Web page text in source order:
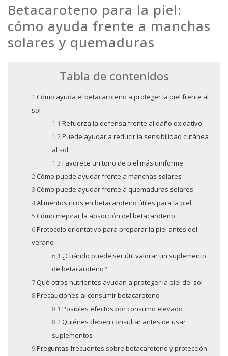
Betacaroteno para la piel:
cómo ayuda frente a manchas
solares y quemaduras
Tabla de contenidos
Cómo ayuda el betacaroteno a proteger la piel frente al
sol
Refuerza la defensa frente al daño oxidativo
Puede ayudar a reducir la sensibilidad cutánea
al sol
Favorece un tono de piel más uniforme
Cómo puede ayudar frente a manchas solares
Cómo puede ayudar frente a quemaduras solares
Alimentos ricos en betacaroteno útiles para la piel
Cómo mejorar la absorción del betacaroteno
Protocolo orientativo para preparar la piel antes del
verano
¿Cuándo puede ser útil valorar un suplemento
de betacaroteno?
Qué otros nutrientes ayudan a proteger la piel del sol
Precauciones al consumir betacaroteno
Posibles efectos por consumo elevado
Quiénes deben consultar antes de usar
suplementos
Preguntas frecuentes sobre betacaroteno y protección